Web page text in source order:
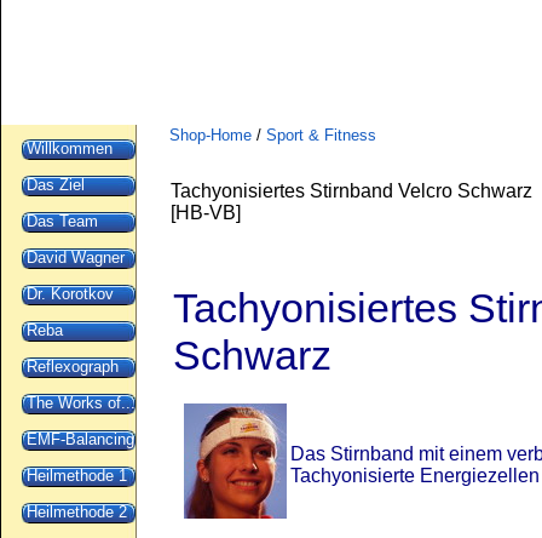
Willkommen
Das Ziel
Das Team
David Wagner
Dr. Korotkov
Reba
Reflexograph
The Works of...
EMF-Balancing
Heilmethode 1
Heilmethode 2
Shop-Home / Sport & Fitness
Tachyonisiertes Stirnband Velcro Schwarz
[HB-VB]
Tachyonisiertes
Schwarz
Das Stirnband mit einem
Tachyonisierte